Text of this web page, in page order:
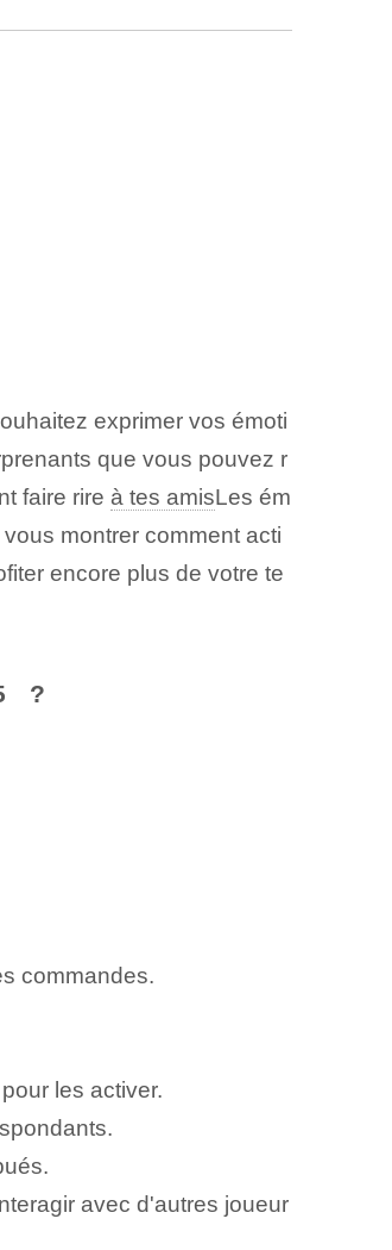
exprimer vos émoti
que vous pouvez r
faire rire à tes amisLes ém
montrer comment acti
encore plus de votre te
?
commandes.
les activer.
avec d'autres joueur